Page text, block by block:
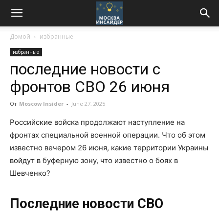
Домой избранные
избранные
последние новости с
фронтов СВО 26 июня
От Moscow Insider - June 27, 2025
Российские войска продолжают наступление на
фронтах специальной военной операции. Что об этом
известно вечером 26 июня, какие территории Украины
войдут в буферную зону, что известно о боях в
Шевченко?
Последние новости СВО